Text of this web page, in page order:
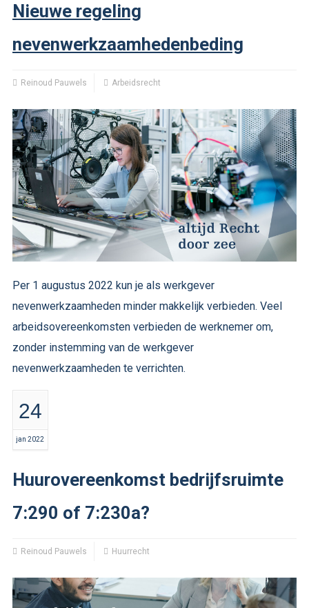
Nieuwe regeling
nevenwerkzaamhedenbeding
Reinoud Pauwels Arbeidsrecht
Per 1 augustus 2022 kun je als werkgever
nevenwerkzaamheden minder makkelijk verbieden. Veel
arbeidsovereenkomsten verbieden de werknemer om,
zonder instemming van de werkgever
nevenwerkzaamheden te verrichten.
24
jan 2022
Huurovereenkomst bedrijfsruimte
7:290 of 7:230a?
Reinoud Pauwels Huurrecht